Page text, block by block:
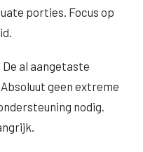
porties. Focus op
De al aangetaste
geen extreme
nodig.